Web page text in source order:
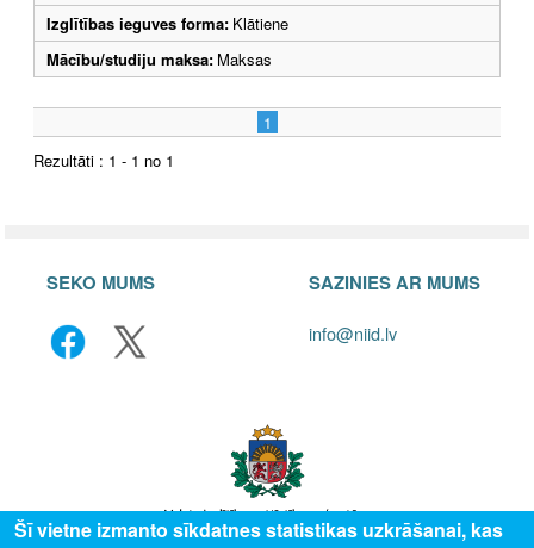
Izglītības ieguves forma: Klātiene
Mācību/studiju maksa: Maksas
1
Rezultāti : 1 - 1 no 1
SEKO MUMS SAZINIES AR MUMS
info@niid.lv
Šī vietne izmanto sīkdatnes statistikas uzkrāšanai, kas